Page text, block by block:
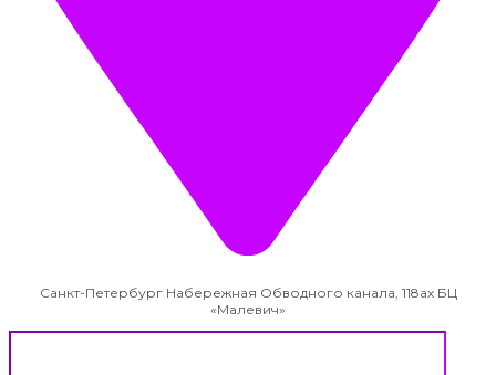
Санкт-Петербург Набережная Обводного канала, 118ах БЦ
«Малевич»